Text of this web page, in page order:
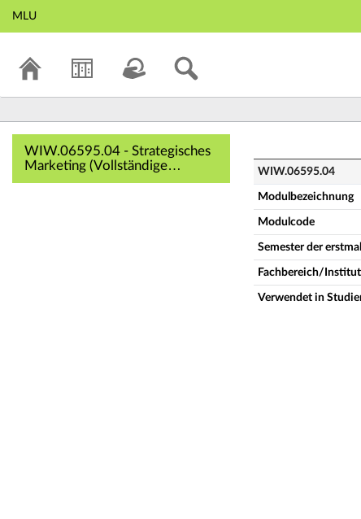
MLU
WIW.06595.04 - Strategisches
Marketing (Vollständige
Modulbeschreibung)
WIW.06595.04
Modulbezeichnung
Modulcode
Semester der
Fachbereich/Institut
Verwendet in